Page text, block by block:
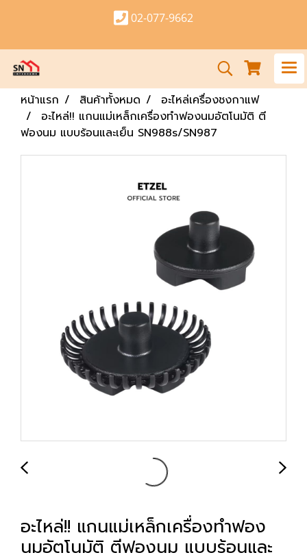
02-077-9662
หน้าแรก สินค้าทั้งหมด
อะไหล่เครื่องชงกาแฟ
อะไหล่!! แกนแม่เหล็กเครื่องทำฟองนมอัตโนมัติ ตี
ฟองนม แบบร้อนและเย็น SN988s/SN987
อะไหล่!! แกนแม่เหล็กเครื่องทำฟอง
นมอัตโนมัติ ตีฟองนม แบบร้อนและ